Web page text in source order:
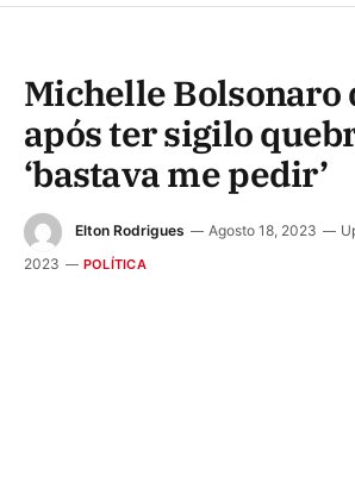
Michelle Bolsonaro
após ter sigilo
‘bastava me pedir’
Elton Rodrigues Agosto 18, 2023
2023
POLÍTICA